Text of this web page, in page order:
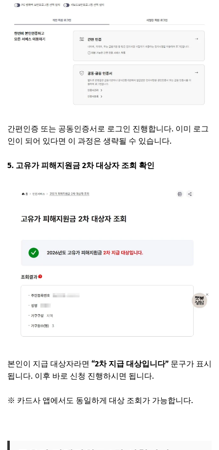
간편인증 또는 공동인증서로 로그인 진행합니다. 이미 로그
인이 되어 있다면 이 과정은 생략될 수 있습니다.
5. 고유가 피해지원금 2차 대상자 조회 확인
본인이 지급 대상자라면 “2차 지급 대상입니다” 문구가 표시
됩니다. 이후 바로 신청 진행하시면 됩니다.
※ 카드사 앱에서도 동일하게 대상 조회가 가능합니다.